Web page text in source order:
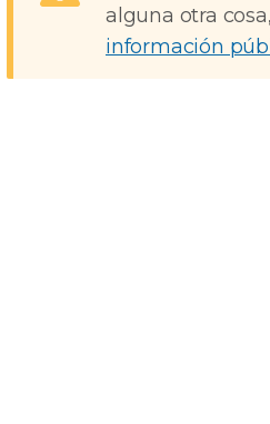
alguna otra
información